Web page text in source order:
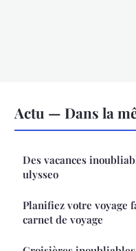
Actu — Dans la
Des vacances
ulysseo
Planifiez votre voyage
carnet de voyage